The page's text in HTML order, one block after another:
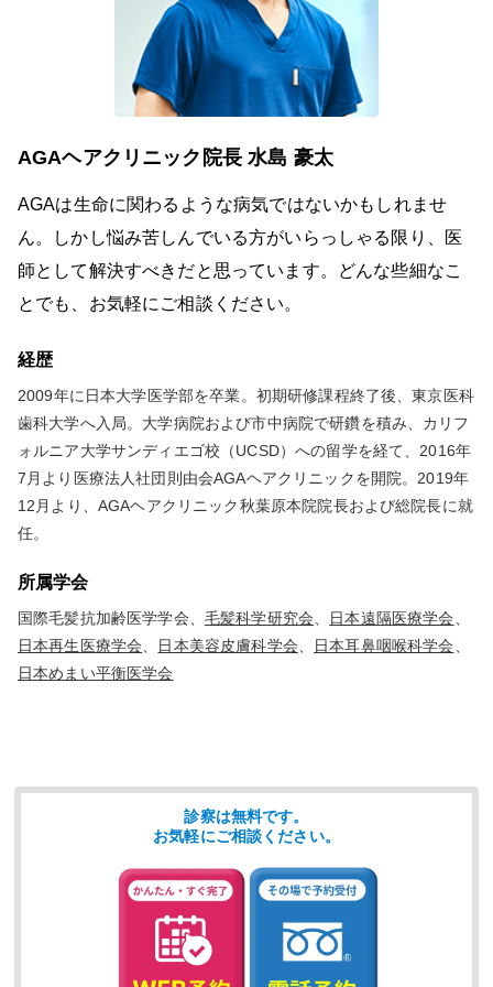
AGAヘアクリニック院長 水島 豪太
AGAは生命に関わるような病気ではないかもしれませ
ん。しかし悩み苦しんでいる方がいらっしゃる限り、医
師として解決すべきだと思っています。どんな些細なこ
とでも、お気軽にご相談ください。
経歴
2009年に日本大学医学部を卒業。初期研修課程終了後、東京医科
歯科大学へ入局。大学病院および市中病院で研鑽を積み、カリフ
ォルニア大学サンディエゴ校（UCSD）への留学を経て、2016年
7月より医療法人社団則由会AGAヘアクリニックを開院。2019年
12月より、AGAヘアクリニック秋葉原本院院長および総院長に就
任。
所属学会
国際毛髪抗加齢医学学会、 毛髪科学研究会 日本遠隔医療学会
日本再生医療学会
日本美容皮膚科学会 日本耳鼻咽喉科学会
日本めまい平衡医学会
診察は無料です。
お気軽にご相談ください。